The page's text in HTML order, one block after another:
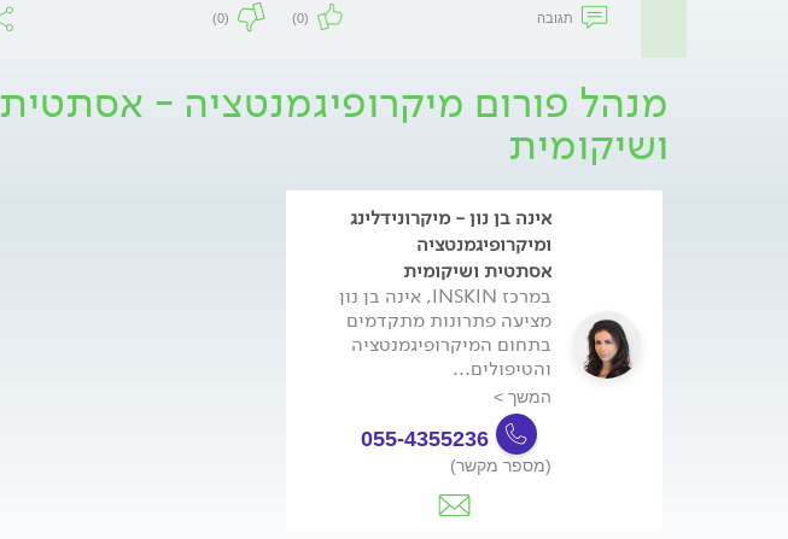
תגובה (0)
(0)
מנהל פורום מיקרופיגמנטציה - אסתטית
ושיקומית
אינה בן נון - מיקרונידלינג
ומיקרופיגמנטציה
אסתטית ושיקומית
במרכז INSKIN, אינה בן נון
מציעה פתרונות מתקדמים
בתחום המיקרופיגמנטציה
והטיפולים...
המשך >
055-4355236
(מספר מקשר)